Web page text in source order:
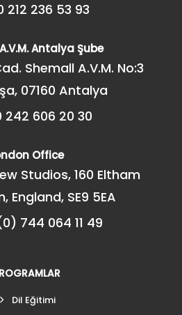
212 236 53 93
Antalya Şube
Shemall A.V.M. No:3
07160 Antalya
242 606 20 30
Office
Studios, 160 Eltham
England, SE9 5EA
744 064 11 49
Dil Eğitimi